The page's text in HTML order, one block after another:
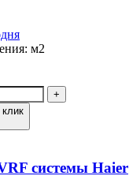
м2
системы Haier